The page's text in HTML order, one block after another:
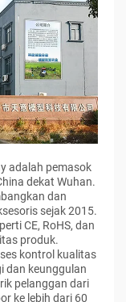
adalah pemasok
dekat Wuhan.
dan
sejak 2015.
CE, RoHS, dan
produk.
kontrol kualitas
dan keunggulan
pelanggan dari
ke lebih dari 60